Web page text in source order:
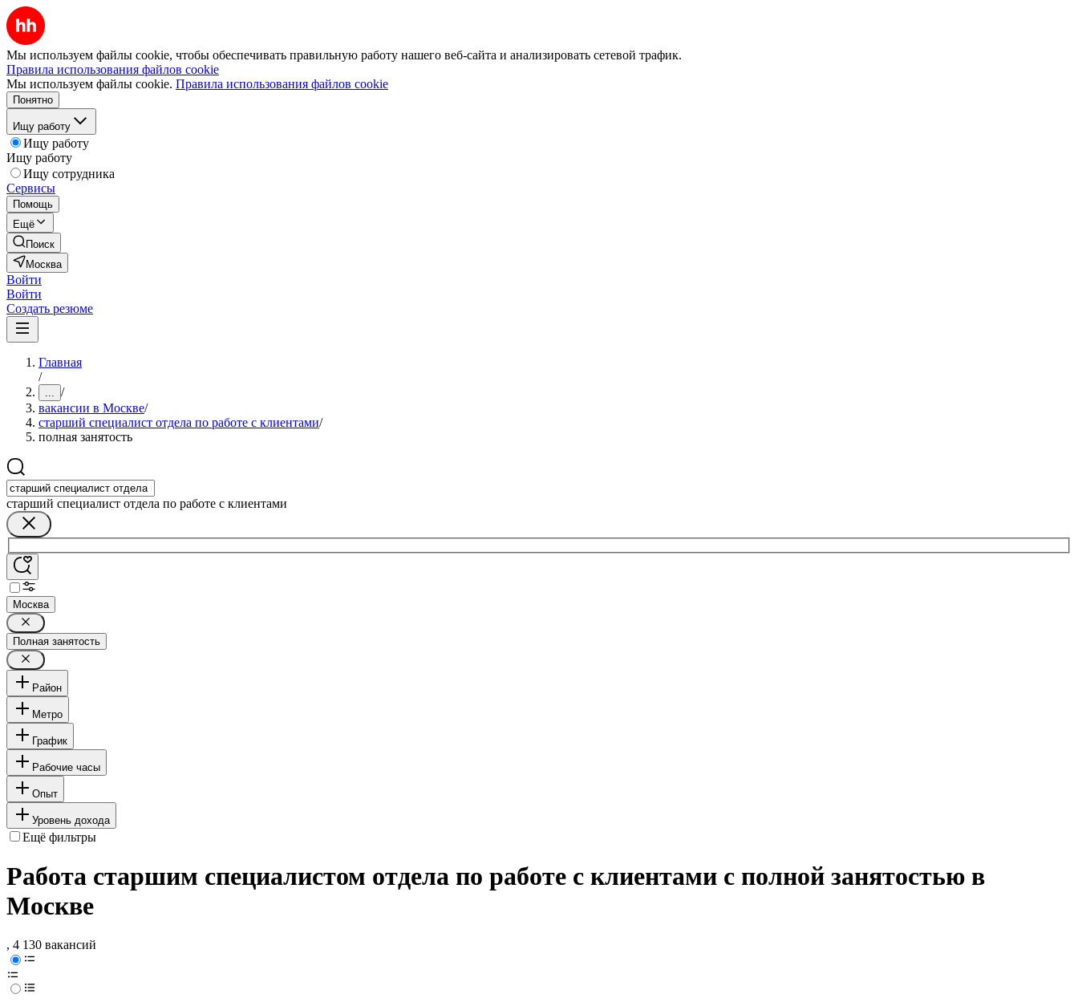
Мы используем файлы cookie, чтобы обеспечивать правильную работу нашего веб-сайта и анализировать сетевой трафик.
Правила использования файлов cookie
Мы используем файлы cookie. Правила использования файлов cookie
Понятно
Ищу работу
Ищу работу
Ищу работу
Ищу сотрудника
Сервисы
Помощь
Ещё
Поиск
Москва
Войти
Войти
Создать резюме
Главная
/
... /
вакансии в Москве/
старший специалист отдела по работе с клиентами/
полная занятость
старший специалист отдела по работе с клиентами
Москва
Полная занятость
Район
Метро
График
Рабочие часы
Опыт
Уровень дохода
Ещё фильтры
Работа старшим специалистом отдела по работе с клиентами с полной занятостью в
Москве
, 4 130 вакансий